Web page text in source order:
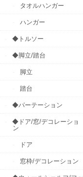
タオルハンガー
ハンガー
◆トルソー
◆脚立/踏台
脚立
踏台
◆パーテーション
◆ドア/窓/デコレーショ
ン
ドア
窓枠/デコレーション